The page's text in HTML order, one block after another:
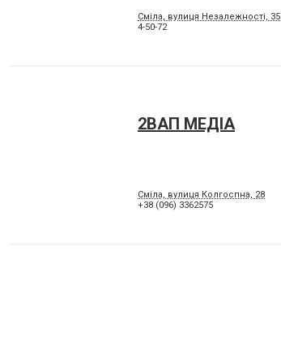
Сміла, вулиця Незалежності, 35
4-50-72
2ВАП МЕДІА
Сміла, вулиця Колгоспна, 28
+38 (096) 3362575